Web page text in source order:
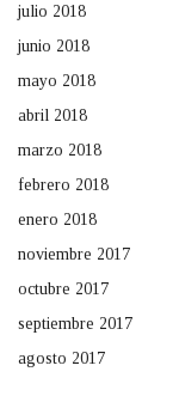
julio 2018
junio 2018
mayo 2018
abril 2018
marzo 2018
febrero 2018
enero 2018
noviembre 2017
octubre 2017
septiembre 2017
agosto 2017